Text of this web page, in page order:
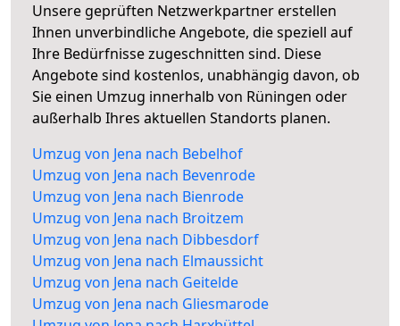
Unsere geprüften Netzwerkpartner erstellen
Ihnen unverbindliche Angebote, die speziell auf
Ihre Bedürfnisse zugeschnitten sind. Diese
Angebote sind kostenlos, unabhängig davon, ob
Sie einen Umzug innerhalb von Rüningen oder
außerhalb Ihres aktuellen Standorts planen.
Umzug von Jena nach Bebelhof
Umzug von Jena nach Bevenrode
Umzug von Jena nach Bienrode
Umzug von Jena nach Broitzem
Umzug von Jena nach Dibbesdorf
Umzug von Jena nach Elmaussicht
Umzug von Jena nach Geitelde
Umzug von Jena nach Gliesmarode